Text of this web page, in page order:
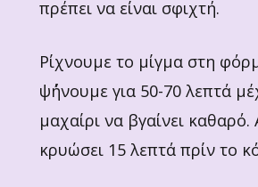
πρέπει να είναι σφιχτή.
Ρίχνουμε το μίγμα στη
ψ΄ήνουμε για 50-70 λεπτά
μαχαίρι να βγαίνει
κρυώσει 15 λεπτά πρίν το